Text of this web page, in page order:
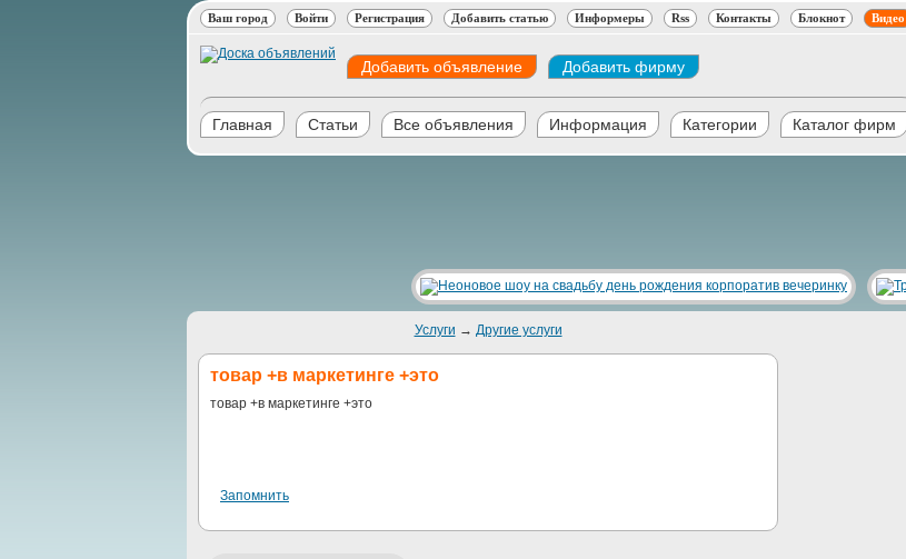
Ваш город Войти Регистрация Добавить статью Информеры Rss Контакты Блокнот Видео
Добавить объявление Добавить фирму
Главная Статьи Все объявления Информация Категории Каталог фирм
Услуги → Другие услуги
товар +в маркетинге +это
товар +в маркетинге +это
Запомнить